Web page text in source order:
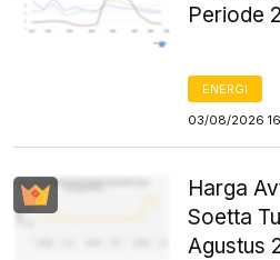
Periode
ENERGI
03/08/2026
Harga
Soetta
Agustus